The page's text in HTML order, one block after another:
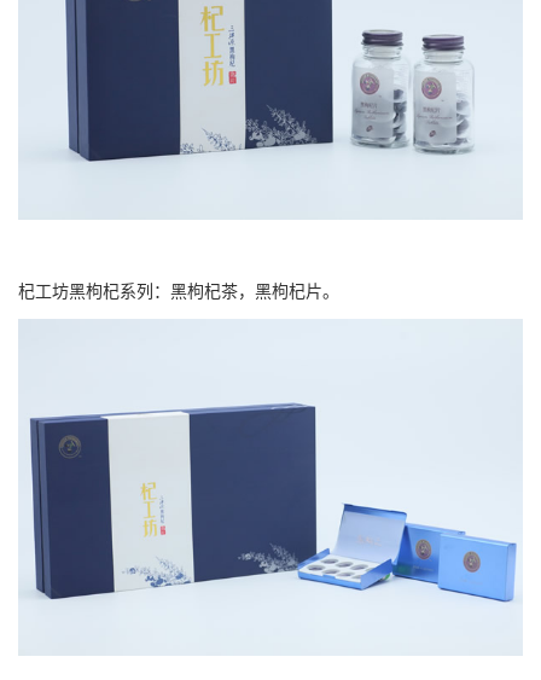
杞工坊黑枸杞系列：黑枸杞茶，黑枸杞片。